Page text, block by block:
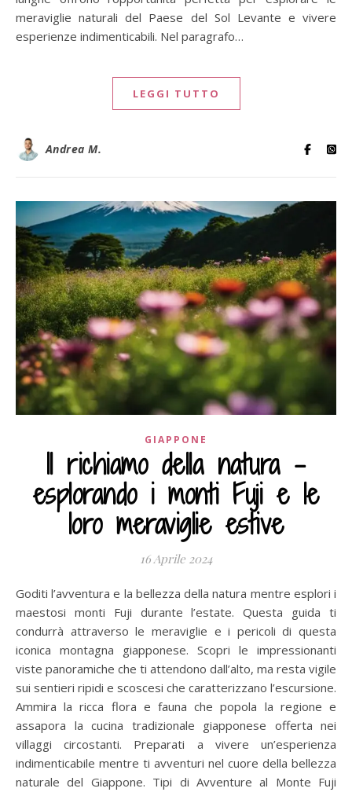
meraviglie naturali del Paese del Sol Levante e vivere
esperienze indimenticabili. Nel paragrafo…
LEGGI TUTTO
Andrea M.
GIAPPONE
Il richiamo della natura –
esplorando i monti Fuji e le
loro meraviglie estive
16 Aprile 2024
Goditi l’avventura e la bellezza della natura mentre esplori i
maestosi monti Fuji durante l’estate. Questa guida ti
condurrà attraverso le meraviglie e i pericoli di questa
iconica montagna giapponese. Scopri le impressionanti
viste panoramiche che ti attendono dall’alto, ma resta vigile
sui sentieri ripidi e scoscesi che caratterizzano l’escursione.
Ammira la ricca flora e fauna che popola la regione e
assapora la cucina tradizionale giapponese offerta nei
villaggi circostanti. Preparati a vivere un’esperienza
indimenticabile mentre ti avventuri nel cuore della bellezza
naturale del Giappone. Tipi di Avventure al Monte Fuji